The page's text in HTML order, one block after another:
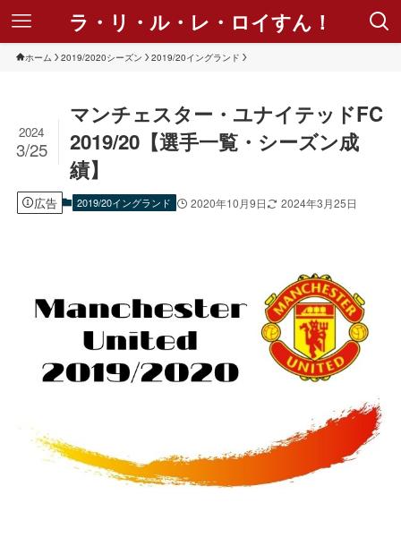
ラ・リ・ル・レ・ロイすん！
ホーム 2019/2020シーズン 2019/20イングランド
マンチェスター・ユナイテッドFC
2019/20【選手一覧・シーズン成
績】
2024
3/25
広告 2019/20イングランド 2020年10月9日 2024年3月25日